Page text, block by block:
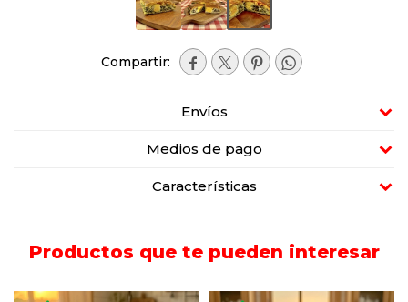
   
Envíos
Medios de pago
Características
Productos que te pueden interesar